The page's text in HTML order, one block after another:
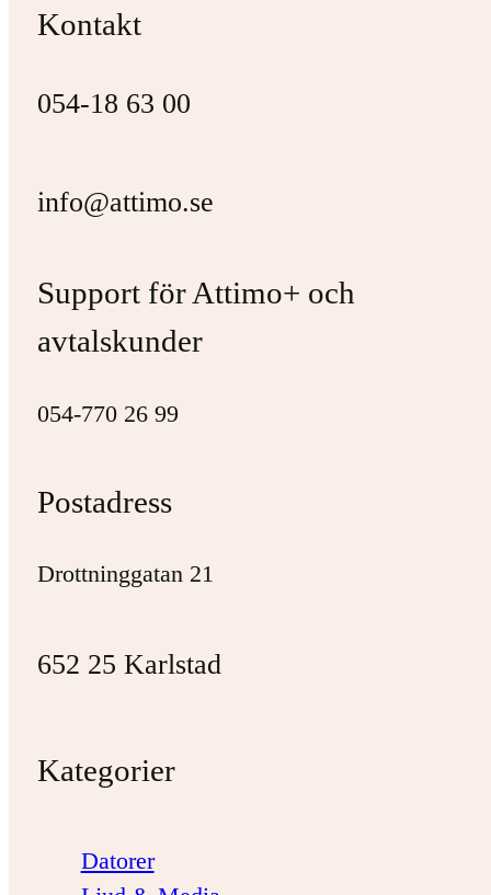
Kontakt
054-18 63 00
info@attimo.se
Support för Attimo+ och
avtalskunder
054-770 26 99
Postadress
Drottninggatan 21
652 25 Karlstad
Kategorier
Datorer